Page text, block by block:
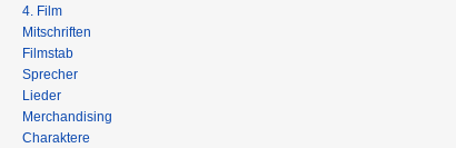
4. Film
Mitschriften
Filmstab
Sprecher
Lieder
Merchandising
Charaktere